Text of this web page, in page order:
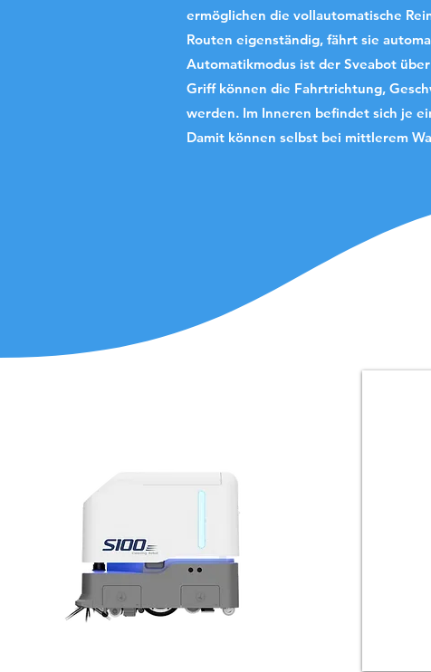
ermöglichen die vollautomatische
Routen eigenständig, fährt sie
Automatikmodus ist der Sveabot
Griff können die Fahrtrichtung,
werden. Im Inneren befindet sich je
Damit können selbst bei mittlerem